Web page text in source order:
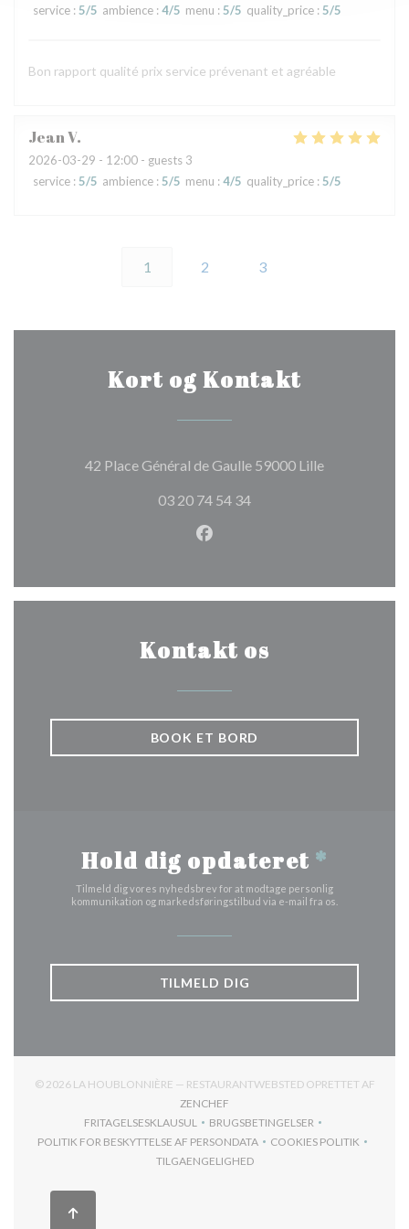
service : 5/5 ambience : 4/5 menu : 5/5 quality_price : 5/5
Bon rapport qualité prix service prévenant et agréable
JeanV
2026-03-29 - 12:00 - guests 3
service : 5/5 ambience : 5/5 menu : 4/5 quality_price : 5/5
1 2 3
Kort og Kontakt
42 Place Général de Gaulle 59000 Lille((åbner i et
03 20 74 54 34
Facebook ((åbner i et nyt
Kontakt os
BOOK ET BORD
Hold dig opdateret *
Tilmeld dig vores nyhedsbrev for at modtage personlig
kommunikation og markedsføringstilbud via e-mail fra os.
TILMELD DIG
© 2026 LA HOUBLONNIÈRE — RESTAURANTWEBSTED OPRETTET AF
ZENCHEF
FRITAGELSESKLAUSUL
((ÅBNER I ET NYT VINDUE))
BRUGSBETINGELSER
((ÅBNER I ET NYT VINDUE))
POLITIK FOR BESKYTTELSE AF PERSONDATA
((ÅBNER I ET NYT VINDUE))
COOKIES POLITIK
((ÅBNER I ET
TILGAENGELIGHED
((ÅBNER I ET NYT VINDUE))